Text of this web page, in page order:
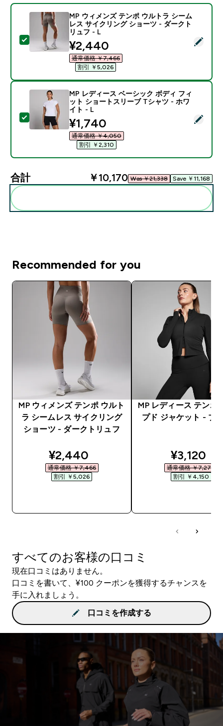
この商品を選択 - MP ウィメンズ テンポ ウルトラ シ
MP ウィメンズ テンポ ウルトラ シーム
レス サイクリング ショーツ - ダークト
リュフ - L
discounted price
¥2,440‎
通常価格 ￥7,466‎
割引 ￥5,026‎
この商品を選択 - MP レディース ベーシック ボディ
MP レディース ベーシック ボディ フィ
ット ショートスリーブ Tシャツ - ホワ
イト - L
discounted price
¥1,740‎
通常価格 ￥4,050‎
割引 ￥2,310‎
合計 ￥10,170‎ Was ￥21,338‎ Save ￥11,168‎
Recommended for you
MP ウィメンズ テンポ ウルト
ラ シームレス サイクリング
ショーツ - ダークトリュフ
discounted price
¥2,440‎
通常価格 ￥7,466‎
割引 ￥5,026‎
MP レディース テンポ
プド ジャケット - ブ
¥3,120‎
通常価格 ￥7,270‎
割引 ￥4,150‎
すべてのお客様の口コミ
現在口コミはありません。
口コミを書いて、¥100 クーポンを獲得するチャンスを
手に入れましょう。
口コミを作成する